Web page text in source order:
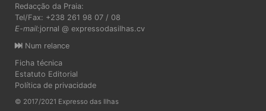
Redacção da Praia:
Tel/Fax: +238 261 98 07 / 08
E-mail:jornal @ expressodasilhas.cv
Num relance
Ficha técnica
Estatuto Editorial
Política de privacidade
© 2017/2021 Expresso das Ilhas